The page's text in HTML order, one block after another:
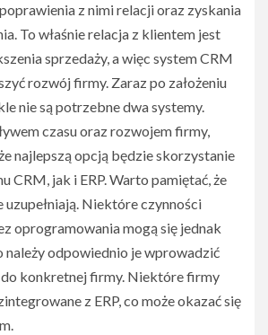
z nimi relacji oraz zyskania
To właśnie relacja z klientem jest
sprzedaży, a więc system CRM
rozwój firmy. Zaraz po założeniu
nie są potrzebne dwa systemy.
czasu oraz rozwojem firmy,
najlepszą opcją będzie skorzystanie
CRM, jak i ERP. Warto pamiętać, że
uzupełniają. Niektóre czynności
oprogramowania mogą się jednak
należy odpowiednio je wprowadzić
konkretnej firmy. Niektóre firmy
z ERP, co może okazać się